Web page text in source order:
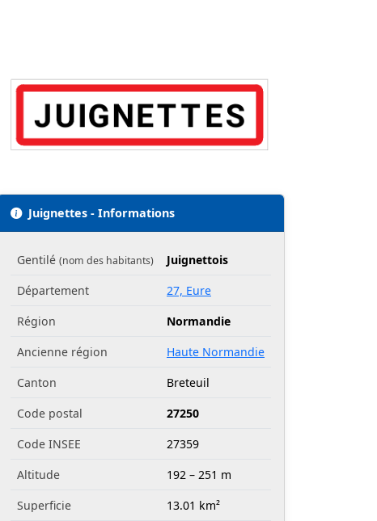
Juignettes - Informations
Gentilé (nom des habitants)
Juignettois
Département
27, Eure
Région
Normandie
Ancienne région
Haute Normandie
Canton
Breteuil
Code postal
27250
Code INSEE
27359
Altitude
192 – 251 m
Superficie
13.01 km²